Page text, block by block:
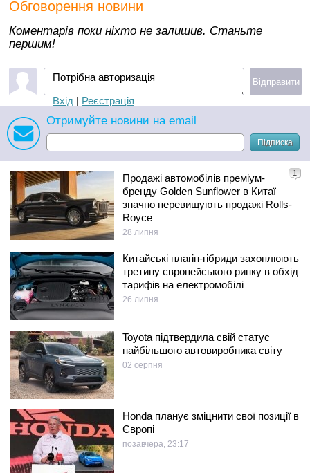
Обговорення новини
Коментарів поки ніхто не залишив. Станьте
першим!
Потрібна авторизація
Вхід | Реєстрація
Відправити
Отримуйте новини на email
Підписка
1
Продажі автомобілів преміум-
бренду Golden Sunflower в Китаї
значно перевищують продажі Rolls-
Royce
28 липня
Китайські плагін-гібриди захоплюють
третину європейського ринку в обхід
тарифів на електромобілі
26 липня
Toyota підтвердила свій статус
найбільшого автовиробника світу
02 серпня
Honda планує зміцнити свої позиції в
Європі
позавчера, 23:17